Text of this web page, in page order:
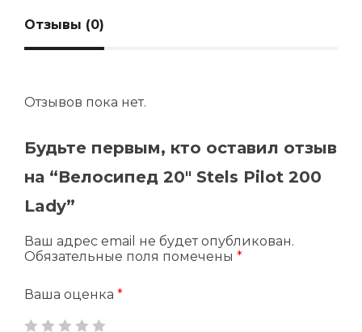
Отзывы (0)
Отзывов пока нет.
Будьте первым, кто оставил отзыв
на “Велосипед 20″ Stels Pilot 200
Lady”
Ваш адрес email не будет опубликован.
Обязательные поля помечены *
Ваша оценка *